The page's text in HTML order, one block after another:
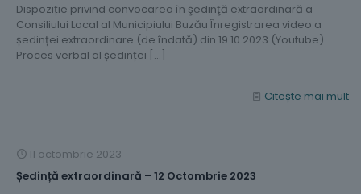
Dispoziție privind convocarea în şedinţă extraordinară a
Consiliului Local al Municipiului Buzău Înregistrarea video a
ședinței extraordinare (de îndată) din 19.10.2023 (Youtube)
Proces verbal al ședinței […]
Citește mai mult
11 octombrie 2023
Ședință extraordinară – 12 Octombrie 2023